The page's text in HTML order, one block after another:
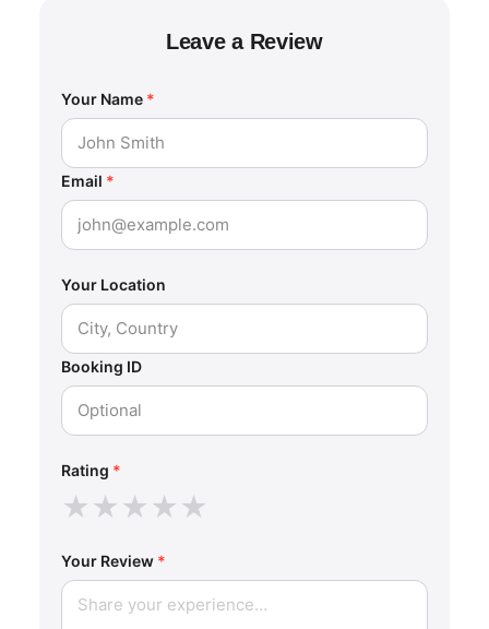
Leave a Review
Your Name *
Email *
Your Location
Booking ID
Rating *
★★★★★
Your Review *